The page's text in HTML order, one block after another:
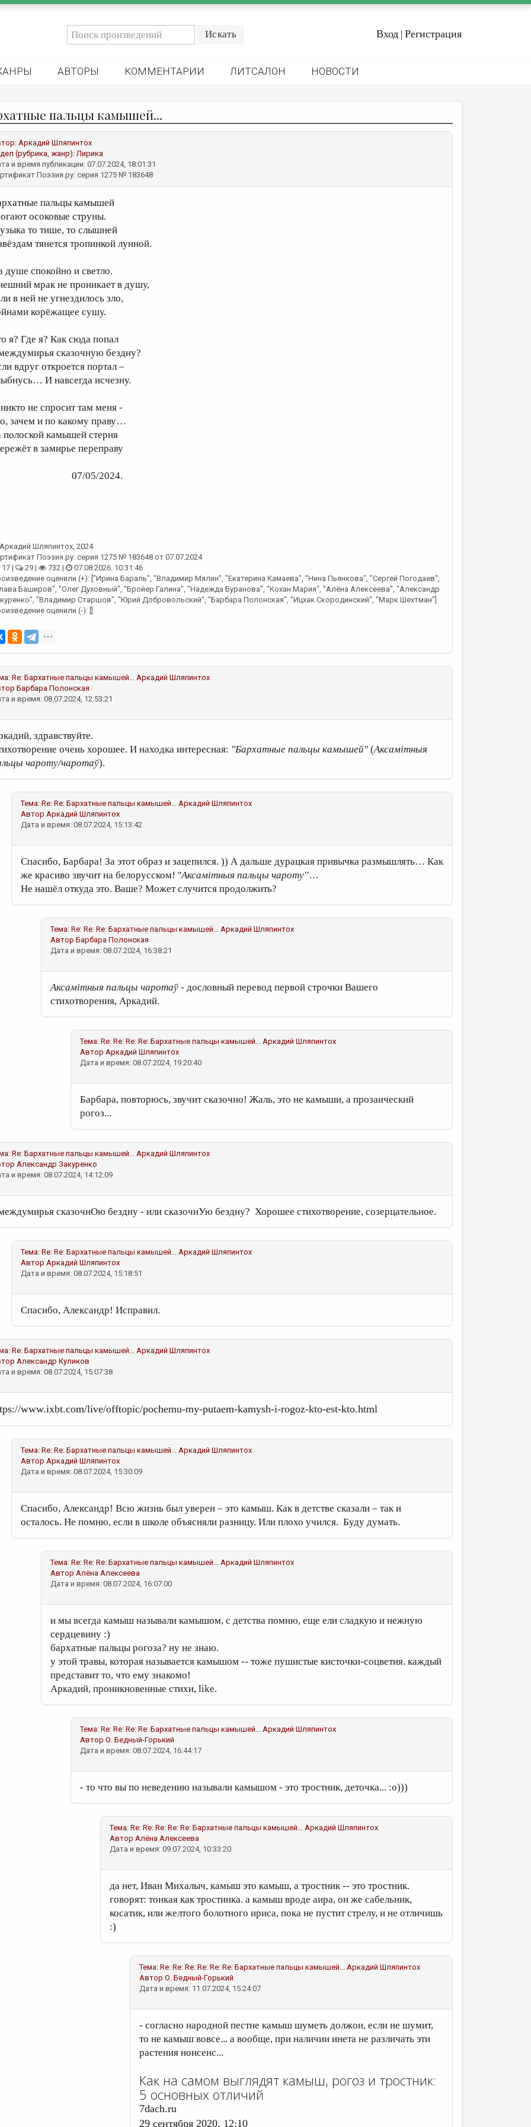
Вход | Регистрация
АВТОРЫ КОММЕНТАРИИ ЛИТСАЛОН НОВОСТИ
пальцы камышей...
Аркадий Шляпинтох
(рубрика, жанр):Лирика
и время публикации: 07.07.2024, 18:01:31
Поэзия.ру: серия 1275 № 183648
пальцы камышей
осоковые струны.
то тише, то слышней
тянется тропинкой лунной.
душе спокойно и светло.
мрак не проникает в душу,
в ней не угнездилось зло,
корёжащее сушу.
я? Где я? Как сюда попал
сказочную бездну?
вдруг откроется портал –
И навсегда исчезну.
не спросит там меня -
зачем и по какому праву…
полоской камышей стерня
в замирье переправу
05/2024.
Аркадий Шляпинтох, 2024
Поэзия.ру: серия 1275 № 183648 от 07.07.2024
17 |
29 | 732 |
07.08.2026. 10:31:46
оценили (+): ["Ирина Бараль", "Владимир Мялин", "Екатерина Камаева", "Нина Пьянкова", "Сергей Погодаев",
Баширов", "Олег Духовный", "Бройер Галина", "Надежда Буранова", "Кохан Мария", "Алёна Алексеева", "Александр
"Владимир Старшов", "Юрий Добровольский", "Барбара Полонская", "Ицхак Скородинский", "Марк Шехтман"]
оценили (-): []
Re: Бархатные пальцы камышей... Аркадий Шляпинтох
Барбара Полонская
и время: 08.07.2024, 12:53:21
здравствуйте.
очень хорошее. И находка интересная: "Бархатные пальцы камышей" (Аксамітныя
чароту/чаротаў).
Тема: Re: Re: Бархатные пальцы камышей... Аркадий Шляпинтох
Автор Аркадий Шляпинтох
Дата и время: 08.07.2024, 15:13:42
Спасибо, Барбара! За этот образ и зацепился. )) А дальше дурацкая привычка размышлять… Как
же красиво звучит на белорусском! ''Аксамітныя пальцы чароту''…
Не нашёл откуда это. Ваше? Может случится продолжить?
Тема: Re: Re: Re: Бархатные пальцы камышей... Аркадий Шляпинтох
Автор Барбара Полонская
Дата и время: 08.07.2024, 16:38:21
Аксамітныя пальцы чаротаў - дословный перевод первой строчки Вашего
стихотворения, Аркадий.
Тема: Re: Re: Re: Re: Бархатные пальцы камышей... Аркадий Шляпинтох
Автор Аркадий Шляпинтох
Дата и время: 08.07.2024, 19:20:40
Барбара, повторюсь, звучит сказочно! Жаль, это не камыши, а прозаический
рогоз...
Re: Бархатные пальцы камышей... Аркадий Шляпинтох
Александр Закуренко
и время: 08.07.2024, 14:12:09
сказочнОю бездну - или сказочнУю бездну? Хорошее стихотворение, созерцательное.
Тема: Re: Re: Бархатные пальцы камышей... Аркадий Шляпинтох
Автор Аркадий Шляпинтох
Дата и время: 08.07.2024, 15:18:51
Спасибо, Александр! Исправил.
Re: Бархатные пальцы камышей... Аркадий Шляпинтох
Александр Куликов
и время: 08.07.2024, 15:07:38
www.ixbt.com/live/offtopic/pochemu-my-putaem-kamysh-i-rogoz-kto-est-kto.html
Тема: Re: Re: Бархатные пальцы камышей... Аркадий Шляпинтох
Автор Аркадий Шляпинтох
Дата и время: 08.07.2024, 15:30:09
Спасибо, Александр! Всю жизнь был уверен – это камыш. Как в детстве сказали – так и
осталось. Не помню, если в школе объясняли разницу. Или плохо учился. Буду думать.
Тема: Re: Re: Re: Бархатные пальцы камышей... Аркадий Шляпинтох
Автор Алёна Алексеева
Дата и время: 08.07.2024, 16:07:00
и мы всегда камыш называли камышом, с детства помню, еще ели сладкую и нежную
сердцевину :)
бархатные пальцы рогоза? ну не знаю.
у этой травы, которая называется камышом -- тоже пушистые кисточки-соцветия. каждый
представит то, что ему знакомо!
Аркадий, проникновенные стихи, like.
Тема: Re: Re: Re: Re: Бархатные пальцы камышей... Аркадий Шляпинтох
Автор О. Бедный-Горький
Дата и время: 08.07.2024, 16:44:17
- то что вы по неведению называли камышом - это тростник, деточка... :о)))
Тема: Re: Re: Re: Re: Re: Бархатные пальцы камышей... Аркадий Шляпинтох
Автор Алёна Алексеева
Дата и время: 09.07.2024, 10:33:20
да нет, Иван Михалыч, камыш это камыш, а тростник -- это тростник.
говорят: тонкая как тростинка. а камыш вроде аира, он же сабельник,
косатик, или желтого болотного ириса, пока не пустит стрелу, и не отличишь
:)
Тема: Re: Re: Re: Re: Re: Re: Бархатные пальцы камышей... Аркадий Шляпинтох
Автор О. Бедный-Горький
Дата и время: 11.07.2024, 15:24:07
- согласно народной пестне камыш шуметь должон, если не шумит,
то не камыш вовсе... а вообще, при наличии инета не различать эти
растения нонсенс...
Как на самом выглядят камыш, рогоз и тростник:
5 основных отличий
7dach.ru
29 сентября 2020, 12:10